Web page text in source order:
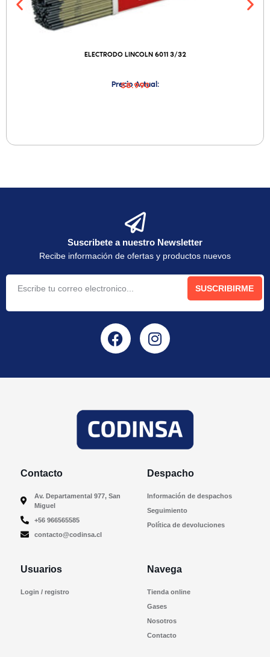
ELECTRODO LINCOLN 6011 3/32
Precio Actual:
$8.990
Suscribete a nuestro Newsletter
Recibe información de ofertas y productos nuevos
SUSCRIBIRME
Contacto
Av. Departamental 977, San
Miguel
+56 966565585
contacto@codinsa.cl
Despacho
Información de despachos
Seguimiento
Política de devoluciones
Usuarios
Login / registro
Navega
Tienda online
Gases
Nosotros
Contacto